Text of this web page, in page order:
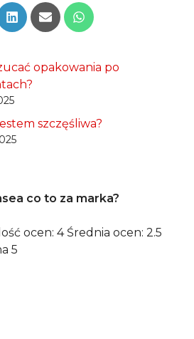
Share
on
Share
on
Share
on
opakowania po
szczęśliwa?
co to za marka?
Ilość ocen: 4 Średnia ocen: 2.5
5